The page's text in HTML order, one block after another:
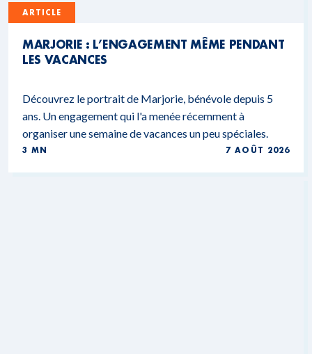
ARTICLE
MARJORIE : L’ENGAGEMENT MÊME PENDANT
LES VACANCES
Découvrez le portrait de Marjorie, bénévole depuis 5
ans. Un engagement qui l'a menée récemment à
organiser une semaine de vacances un peu spéciales.
3 MN 7 AOÛT 2026